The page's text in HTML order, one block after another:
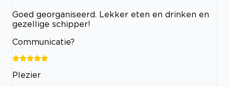
Goed georganiseerd. Lekker eten en drinken en
gezellige schipper!
Communicatie?
Plezier